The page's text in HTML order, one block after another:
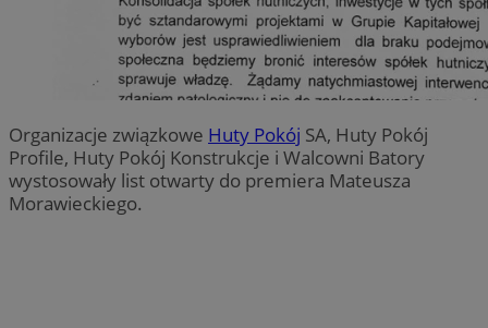
Organizacje związkowe Huty Pokój SA, Huty Pokój
Profile, Huty Pokój Konstrukcje i Walcowni Batory
wystosowały list otwarty do premiera Mateusza
Morawieckiego.